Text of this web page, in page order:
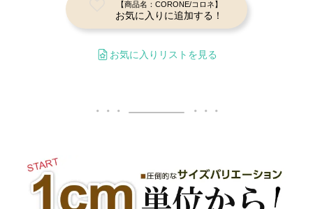
【商品名：CORONE/コロネ】
お気に入りに追加する！
お気に入りリストを見る